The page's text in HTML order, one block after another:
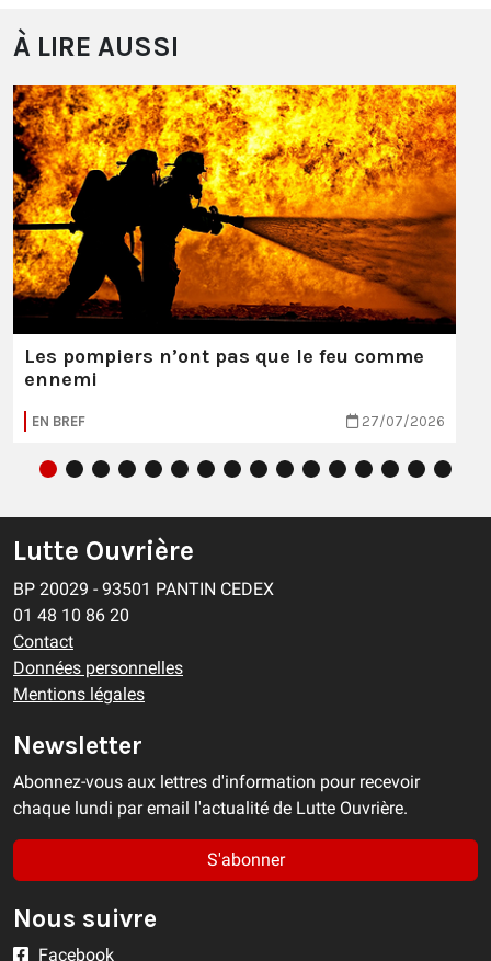
À LIRE AUSSI
Les pompiers n’ont pas que le feu comme
ennemi
EN BREF 27/07/2026
Lutte Ouvrière
BP 20029 - 93501 PANTIN CEDEX
01 48 10 86 20
Contact
Données personnelles
Mentions légales
Newsletter
Abonnez-vous aux lettres d'information pour recevoir
chaque lundi par email l'actualité de Lutte Ouvrière.
S'abonner
Nous suivre
Facebook